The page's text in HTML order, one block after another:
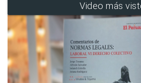
Video más